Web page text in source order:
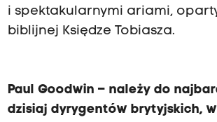
i spektakularnymi ariami,
biblijnej Księdze Tobiasza.
Paul Goodwin – należy do
dzisiaj dyrygentów brytyjskich,